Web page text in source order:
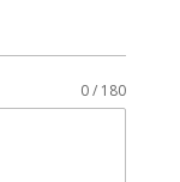
0 / 180